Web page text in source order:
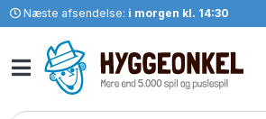
Næste afsendelse: i morgen kl. 14:30